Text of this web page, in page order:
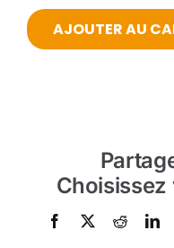
AJOUTER AU
Choisissez
Facebook
TwitterReddit